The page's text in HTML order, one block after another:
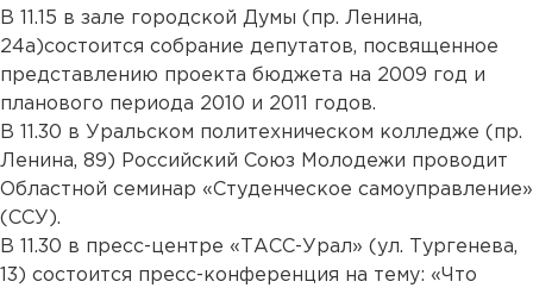
В 11.15 в зале городской Думы (пр. Ленина,
24а)состоится собрание депутатов, посвященное
представлению проекта бюджета на 2009 год и
планового периода 2010 и 2011 годов.
В 11.30 в Уральском политехническом колледже (пр.
Ленина, 89) Российский Союз Молодежи проводит
Областной семинар «Студенческое самоуправление»
(ССУ).
В 11.30 в пресс-центре «ТАСС-Урал» (ул. Тургенева,
13) состоится пресс-конференция на тему: «Что